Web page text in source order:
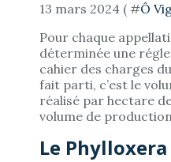
13 mars 2024 ( #Ô
Pour chaque
déterminée une
cahier des charges
fait parti, c’est le
réalisé par hectare
volume de
Le Phylloxera